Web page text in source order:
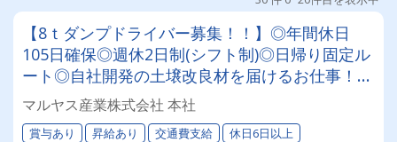
【8ｔダンプドライバー募集！！】◎年間休日
105日確保◎週休2日制(シフト制)◎日帰り固定ル
ート◎自社開発の土壌改良材を届けるお仕事！☆
農業部門へのキャリアチェンジも支援します☆
マルヤス産業株式会社 本社
賞与あり 昇給あり 交通費支給 休日6日以上